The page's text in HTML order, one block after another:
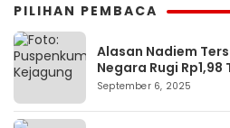
PILIHAN PEMBACA
Alasan Nadiem
Negara Rugi Rp1,98
September 6, 2025